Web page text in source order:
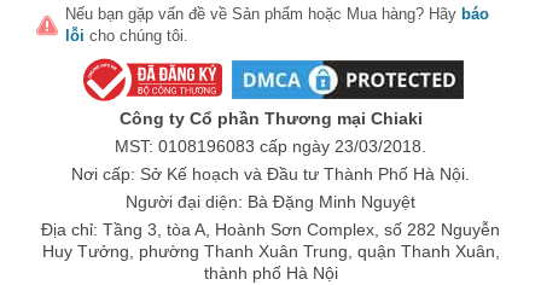
tuyệt vời dành cho người thân, bạn bè trong các dịp đặc biệt
nhưValentine,sinh nhật
Đặt Hàng Ngay Hôm Nay!
Sản phẩm đang được phân phối chính hãng tạiQueen Snap
. Đừng bỏ lỡ cơ hội trải nghiệm hiệu quả mà sản phẩm
mang lại. Hãy nhanh tay đặt hàng để cảm nhận sự khác biệt
ngay hôm nay!
Thực phẩm này không phải là thuốc, không có tác dụng thay
Nếu bạn gặp vấn đề về Sản phẩm hoặc Mua hàng? Hãy báo
lỗi cho chúng tôi.
Công ty Cổ phần Thương mại Chiaki
MST: 0108196083 cấp ngày 23/03/2018.
Nơi cấp: Sở Kế hoạch và Đầu tư Thành Phố Hà Nội.
Người đại diện: Bà Đặng Minh Nguyệt
Địa chỉ: Tầng 3, tòa A, Hoành Sơn Complex, số 282 Nguyễn
Huy Tưởng, phường Thanh Xuân Trung, quận Thanh Xuân,
thành phố Hà Nội